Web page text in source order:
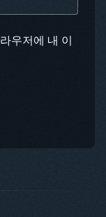
우저에 내 이